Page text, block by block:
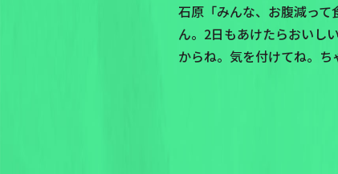
石原「みんな、お腹減っ
ん。2日もあけたらおいし
からね。気を付けてね。ち